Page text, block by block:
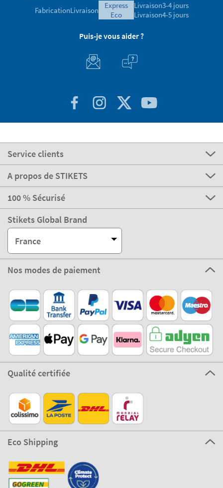
FabricationLivraison
express
eco
Livraison3-4 jours
Livraison4-5 jours
Puis-je vous aider ?
Service clients
A propos de STIKETS
100 % Sécurisé
Stikets Global Brand
France
Nos modes de paiement
Qualité certifiée
Eco Shipping